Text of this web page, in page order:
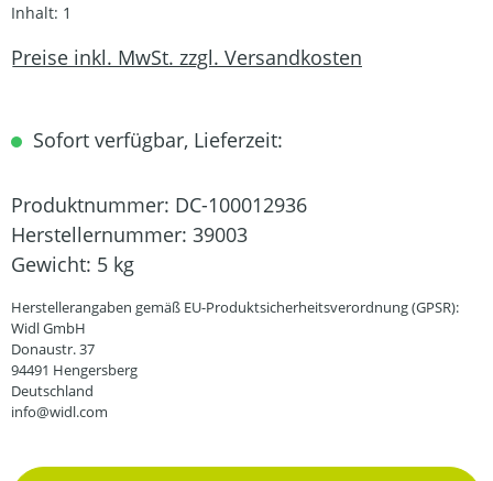
Inhalt: 1
Preise inkl. MwSt. zzgl. Versandkosten
Sofort verfügbar, Lieferzeit:
Produktnummer: DC-100012936
Herstellernummer: 39003
Gewicht: 5 kg
Herstellerangaben gemäß EU-Produktsicherheitsverordnung (GPSR):
Widl GmbH
Donaustr. 37
94491 Hengersberg
Deutschland
info@widl.com